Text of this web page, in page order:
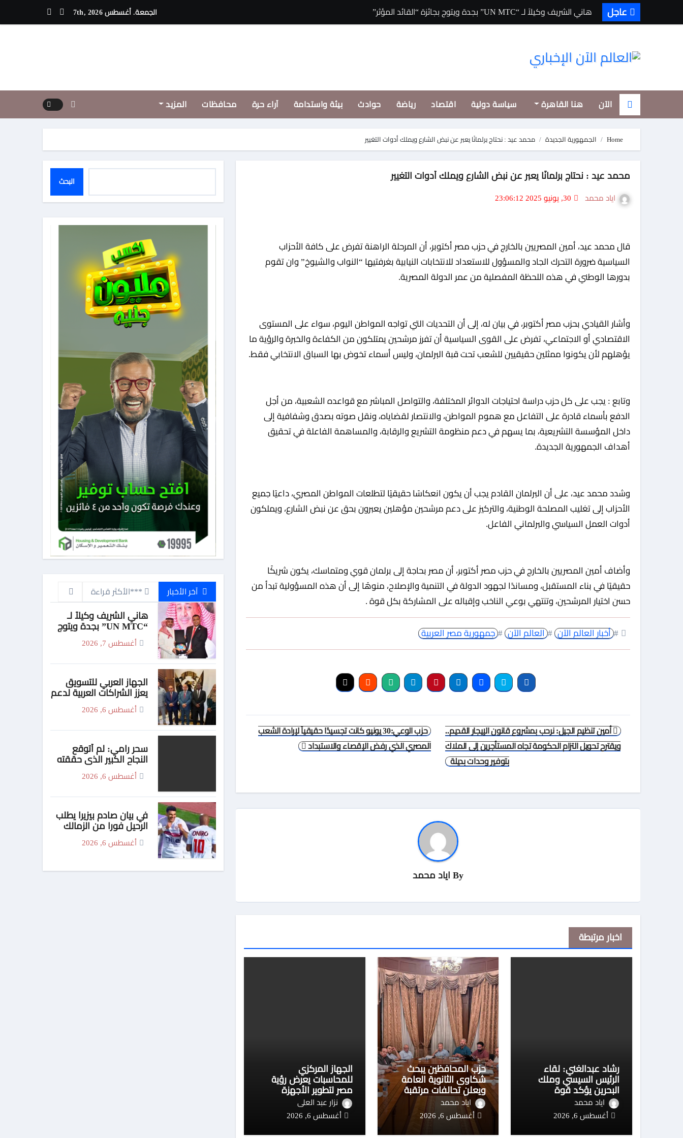
عاجل هاني الشريف وكيلاً لـ “UN MTC” بجدة ويتوج بجائزة “القائد المؤثر” الجهاز العربي للتسويق يعزز الشراكات العربية لدعم الأمن الدوائي في السودان
الجمعة. أغسطس 7th, 2026
الآن هنا القاهرة سياسة دولية اقتصاد رياضة حوادث بيئة واستدامة آراء حرة محافظات المزيد
Home الجمهورية الجديدة محمد عيد : نحتاج برلمانًا يعبر عن نبض الشارع ويملك أدوات التغيير
محمد عيد : نحتاج برلمانًا يعبر عن نبض الشارع ويملك أدوات التغيير
اياد محمد
قال محمد عيد، أمين المصريين بالخارج في حزب مصر أكتوبر، أن المرحلة الراهنة تفرض على كافة الأحزاب
السياسية ضرورة التحرك الجاد والمسؤول للاستعداد للانتخابات النيابية بغرفتيها “النواب والشيوخ” وان تقوم
بدورها الوطني في هذه اللحظة المفصلية من عمر الدولة المصرية.
وأشار القيادي بحزب مصر أكتوبر، في بيان له، إلى أن التحديات التي تواجه المواطن اليوم، سواء على المستوى
الاقتصادي أو الاجتماعي، تفرض على القوى السياسية أن تفرز مرشحين يمتلكون من الكفاءة والخبرة والرؤية ما
يؤهلهم لأن يكونوا ممثلين حقيقيين للشعب تحت قبة البرلمان، وليس أسماء تخوض بها السباق الانتخابي فقط.
وتابع : يجب على كل حزب دراسة احتياجات الدوائر المختلفة، والتواصل المباشر مع قواعده الشعبية، من أجل
الدفع بأسماء قادرة على التفاعل مع هموم المواطن، والانتصار لقضاياه، ونقل صوته بصدق وشفافية إلى
داخل المؤسسة التشريعية، بما يسهم في دعم منظومة التشريع والرقابة، والمساهمة الفاعلة في تحقيق
أهداف الجمهورية الجديدة.
وشدد محمد عيد، على أن البرلمان القادم يجب أن يكون انعكاسًا حقيقيًا لتطلعات المواطن المصري، داعيًا جميع
الأحزاب إلى تغليب المصلحة الوطنية، والتركيز على دعم مرشحين مؤهلين يعبرون بحق عن نبض الشارع، ويملكون
أدوات العمل السياسي والبرلماني الفاعل.
وأضاف أمين المصريين بالخارج في حزب مصر أكتوبر، أن مصر بحاجة إلى برلمان قوي ومتماسك، يكون شريكًا
حقيقيًا في بناء المستقبل، ومساندًا لجهود الدولة في التنمية والإصلاح، منوهًا إلى أن هذه المسؤولية تبدأ من
حسن اختيار المرشحين، وتنتهي بوعي الناخب وإقباله على المشاركة بكل قوة .
# أخبار العالم الآن # العالم الآن # جمهورية مصر العربية
تصفّح
المقالات
حزب الوعي:30 يونيو كانت تجسيدًا حقيقياً لإرادة الشعب
المصري الذي رفض الإقصاء والاستبداد
أمين تنظيم الجيل: نرحب بمشروع قانون الإيجار القديم..
ويقترح تحويل التزام الحكومة تجاه المستأجرين إلى الملاك
بتوفير وحدات بديلة
By اياد محمد
اخبار مرتبطة
رشاد عبدالغني: لقاء
الرئيس السيسي وملك
البحرين يؤكد قوة
التحالفات العربية وثبات
الموقف المصري تجاه
قضايا المنطقة
اياد محمد
أغسطس 6, 2026
حزب المحافظين يبحث
شكاوى الثانوية العامة
ويعلن تحالفات مرتقبة
خلال أسبوعين
اياد محمد
أغسطس 6, 2026
الجهاز المركزي
للمحاسبات يعرض رؤية
مصر لتطوير الأجهزة
الرقابية في القمة
العالمية للإنتوساي
بالمالديف
نزار عبد العلى
أغسطس 6, 2026
البحث
آخر الأخبار ***الأكثر قراءة
هاني الشريف وكيلاً لـ
“UN MTC” بجدة ويتوج
بجائزة “القائد المؤثر”
أغسطس 7, 2026
الجهاز العربي للتسويق
يعزز الشراكات العربية لدعم
الأمن الدوائي في
السودان
أغسطس 6, 2026
سحر رامي: لم أتوقع
النجاح الكبير الذي حققته
شخصية “فوتة” في
مسلسل “اتنين غيرنا”،
أغسطس 6, 2026
في بيان صادم بيزيرا يطلب
الرحيل فورا من الزمالك
أغسطس 6, 2026